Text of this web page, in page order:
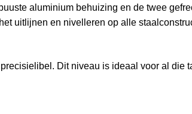
aluminium behuizing en de twee
uitlijnen en nivelleren op alle
Dit niveau is ideaal voor al die